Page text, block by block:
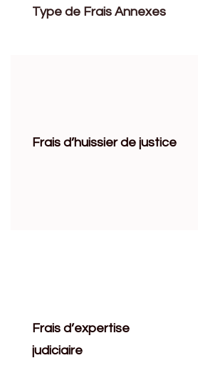
Type de Frais Annexes
Frais d’huissier de justice
Frais d’expertise
judiciaire